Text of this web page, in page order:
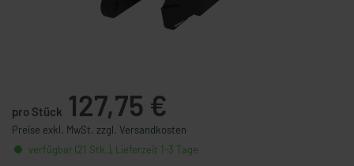
pro Stück 127,75 €
Preise exkl. MwSt. zzgl. Versandkosten
verfügbar (21 Stk.), Lieferzeit 1-3 Tage